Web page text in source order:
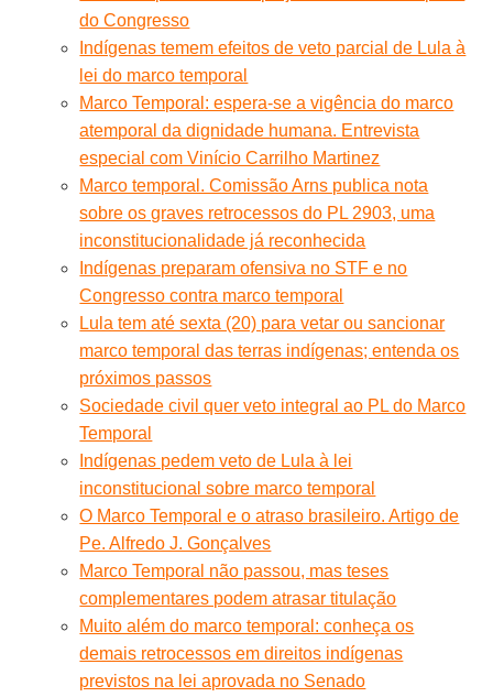
do Congresso
Indígenas temem efeitos de veto parcial de Lula à
lei do marco temporal
Marco Temporal: espera-se a vigência do marco
atemporal da dignidade humana. Entrevista
especial com Vinício Carrilho Martinez
Marco temporal. Comissão Arns publica nota
sobre os graves retrocessos do PL 2903, uma
inconstitucionalidade já reconhecida
Indígenas preparam ofensiva no STF e no
Congresso contra marco temporal
Lula tem até sexta (20) para vetar ou sancionar
marco temporal das terras indígenas; entenda os
próximos passos
Sociedade civil quer veto integral ao PL do Marco
Temporal
Indígenas pedem veto de Lula à lei
inconstitucional sobre marco temporal
O Marco Temporal e o atraso brasileiro. Artigo de
Pe. Alfredo J. Gonçalves
Marco Temporal não passou, mas teses
complementares podem atrasar titulação
Muito além do marco temporal: conheça os
demais retrocessos em direitos indígenas
previstos na lei aprovada no Senado